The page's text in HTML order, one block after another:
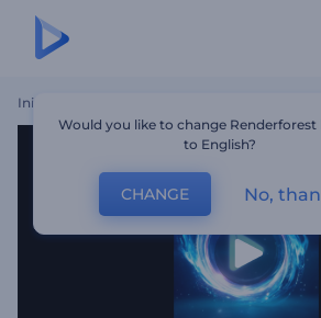
Inicio
Would you like to change Renderforest
to English?
CHANGE No,